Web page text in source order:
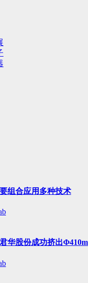
组合应用多种技术
华股份成功挤出